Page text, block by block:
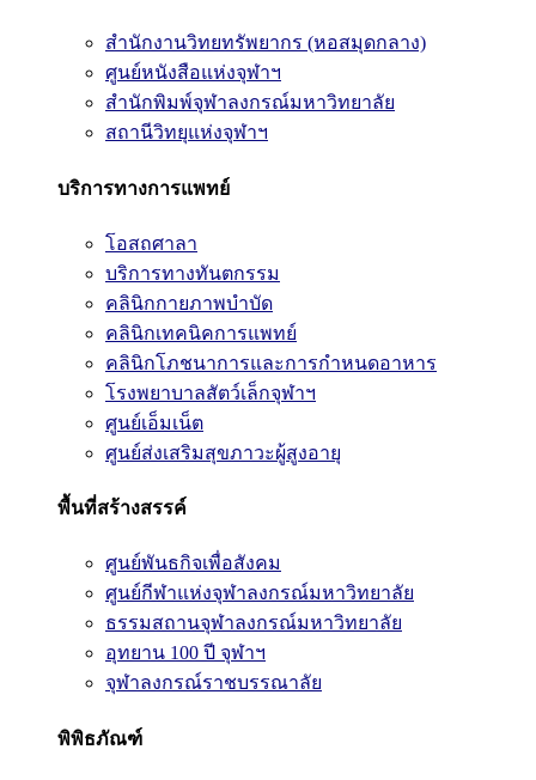
สำนักงานวิทยทรัพยากร (หอสมุดกลาง)
ศูนย์หนังสือแห่งจุฬาฯ
สำนักพิมพ์จุฬาลงกรณ์มหาวิทยาลัย
สถานีวิทยุแห่งจุฬาฯ
บริการทางการแพทย์
โอสถศาลา
บริการทางทันตกรรม
คลินิกกายภาพบำบัด
คลินิกเทคนิคการแพทย์
คลินิกโภชนาการและการกำหนดอาหาร
โรงพยาบาลสัตว์เล็กจุฬาฯ
ศูนย์เอ็มเน็ต
ศูนย์ส่งเสริมสุขภาวะผู้สูงอายุ
พื้นที่สร้างสรรค์
ศูนย์พันธกิจเพื่อสังคม
ศูนย์กีฬาแห่งจุฬาลงกรณ์มหาวิทยาลัย
ธรรมสถานจุฬาลงกรณ์มหาวิทยาลัย
อุทยาน 100 ปี จุฬาฯ
จุฬาลงกรณ์ราชบรรณาลัย
พิพิธภัณฑ์